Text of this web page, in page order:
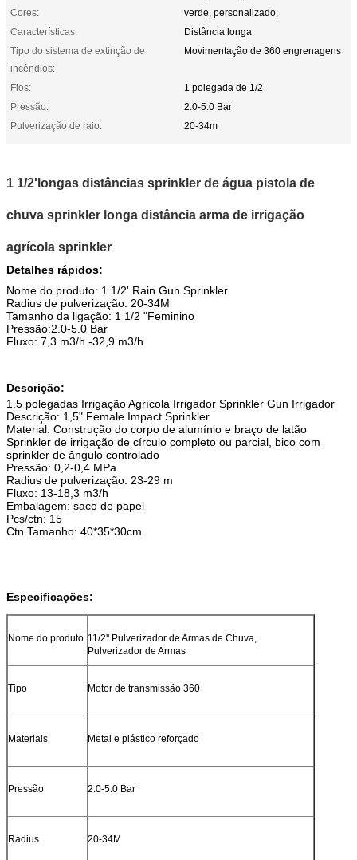
Cores:
verde, personalizado,
Características:
Distância longa
Tipo do sistema de extinção de
incêndios:
Movimentação de 360 engrenagens
Fios:
1 polegada de 1/2
Pressão:
2.0-5.0 Bar
Pulverização de raio:
20-34m
1 1/2'longas distâncias sprinkler de água pistola de
chuva sprinkler longa distância arma de irrigação
agrícola sprinkler
Detalhes rápidos:
Nome do produto: 1 1/2' Rain Gun Sprinkler
Radius de pulverização: 20-34M
Tamanho da ligação: 1 1/2 "Feminino
Pressão:2.0-5.0 Bar
Fluxo: 7,3 m3/h -32,9 m3/h
Descrição:
1.5 polegadas Irrigação Agrícola Irrigador Sprinkler Gun Irrigador
Descrição: 1,5" Female Impact Sprinkler
Material: Construção do corpo de alumínio e braço de latão
Sprinkler de irrigação de círculo completo ou parcial, bico com
sprinkler de ângulo controlado
Pressão: 0,2-0,4 MPa
Radius de pulverização: 23-29 m
Fluxo: 13-18,3 m3/h
Embalagem: saco de papel
Pcs/ctn: 15
Ctn Tamanho: 40*35*30cm
Especificações:
Nome do produto 11/2'' Pulverizador de Armas de Chuva,
Pulverizador de Armas
Tipo Motor de transmissão 360
Materiais Metal e plástico reforçado
Pressão 2.0-5.0 Bar
Radius 20-34M